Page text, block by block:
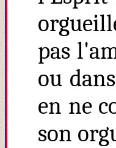
pas
ou
en ne
son